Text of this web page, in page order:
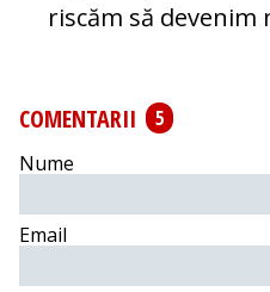
riscăm să devenim
COMENTARII
5
Nume
Email